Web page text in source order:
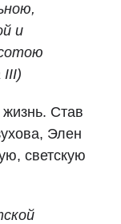
и
III)
Став
Элен
светскую